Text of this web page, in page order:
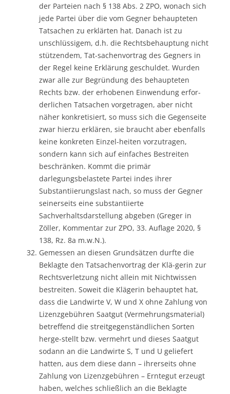
der Parteien nach § 138 Abs. 2 ZPO, wonach sich
jede Partei über die vom Gegner behaupteten
Tatsachen zu erklärten hat. Danach ist zu
unschlüssigem, d.h. die Rechtsbehauptung nicht
stützendem, Tat-sachenvortrag des Gegners in
der Regel keine Erklärung geschuldet. Wurden
zwar alle zur Begründung des behaupteten
Rechts bzw. der erhobenen Einwendung erfor-
derlichen Tatsachen vorgetragen, aber nicht
näher konkretisiert, so muss sich die Gegenseite
zwar hierzu erklären, sie braucht aber ebenfalls
keine konkreten Einzel-heiten vorzutragen,
sondern kann sich auf einfaches Bestreiten
beschränken. Kommt die primär
darlegungsbelastete Partei indes ihrer
Substantiierungslast nach, so muss der Gegner
seinerseits eine substantiierte
Sachverhaltsdarstellung abgeben (Greger in
Zöller, Kommentar zur ZPO, 33. Auflage 2020, §
138, Rz. 8a m.w.N.).
Gemessen an diesen Grundsätzen durfte die
Beklagte den Tatsachenvortrag der Klä-gerin zur
Rechtsverletzung nicht allein mit Nichtwissen
bestreiten. Soweit die Klägerin behauptet hat,
dass die Landwirte V, W und X ohne Zahlung von
Lizenzgebühren Saatgut (Vermehrungsmaterial)
betreffend die streitgegenständlichen Sorten
herge-stellt bzw. vermehrt und dieses Saatgut
sodann an die Landwirte S, T und U geliefert
hatten, aus dem diese dann – ihrerseits ohne
Zahlung von Lizenzgebühren – Erntegut erzeugt
haben, welches schließlich an die Beklagte